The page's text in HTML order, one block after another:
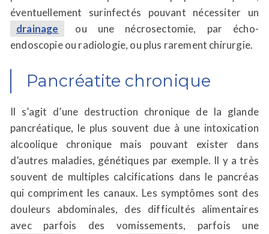
éventuellement surinfectés pouvant nécessiter un
drainage
ou une nécrosectomie, par écho-
endoscopie ou radiologie, ou plus rarement chirurgie.
Pancréatite chronique
Il s’agit d’une destruction chronique de la glande
pancréatique, le plus souvent due à une intoxication
alcoolique chronique mais pouvant exister dans
d’autres maladies, génétiques par exemple. Il y a très
souvent de multiples calcifications dans le pancréas
qui compriment les canaux. Les symptômes sont des
douleurs abdominales, des difficultés alimentaires
avec parfois des vomissements, parfois une